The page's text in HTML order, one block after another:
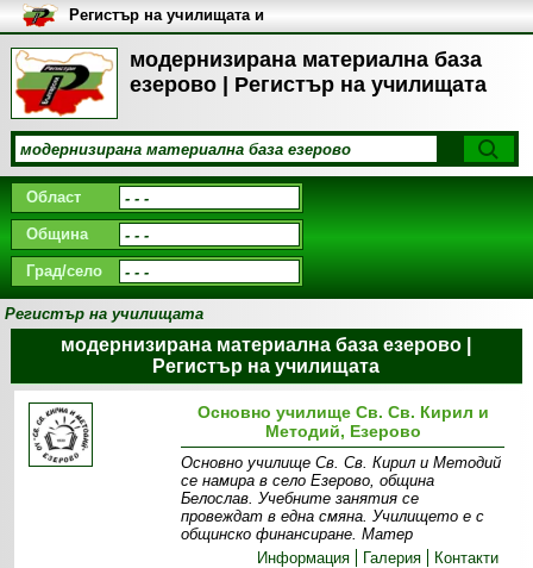
модернизирана материална база
езерово | Регистър на училищата
Регистър на училищата и
университетите в България
Област
Община
Град/село
Регистър на училищата
модернизирана материална база езерово |
Регистър на училищата
Основно училище Св. Св. Кирил и
Методий, Езерово
Основно училище Св. Св. Кирил и Методий
се намира в село Езерово, община
Белослав. Учебните занятия се
провеждат в една смяна. Училището е с
общинско финансиране. Матер
Информация
Галерия Контакти